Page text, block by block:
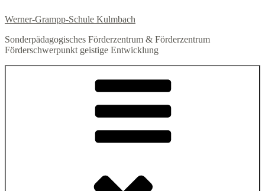
Inhalt
Werner-Grampp-Schule Kulmbach
Sonderpädagogisches Förderzentrum & Förderzentrum
Förderschwerpunkt geistige Entwicklung